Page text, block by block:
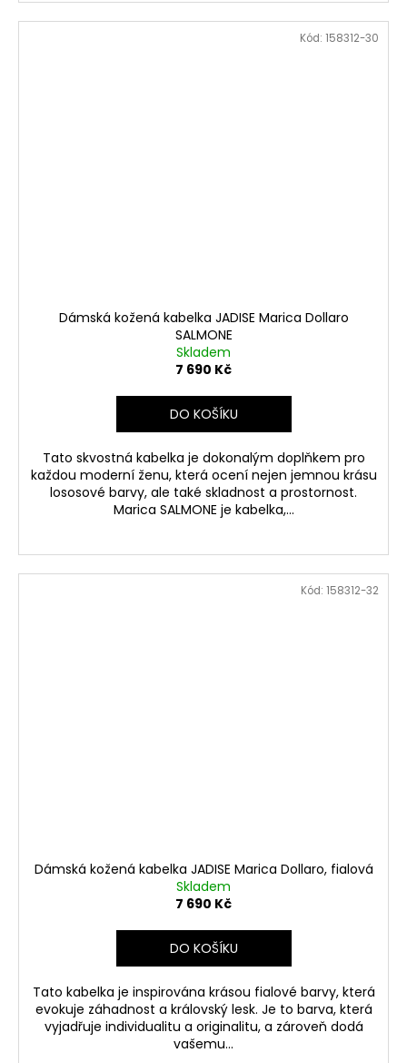
Dámská kožená kabelka JADISE Marica Dollaro
SALMONE
Skladem
7 690 Kč
DO KOŠÍKU
Tato skvostná kabelka je dokonalým doplňkem pro
každou moderní ženu, která ocení nejen jemnou krásu
lososové barvy, ale také skladnost a prostornost.
Marica SALMONE je kabelka,...
Kód: 158312-30
Dámská kožená kabelka JADISE Marica Dollaro, fialová
Skladem
7 690 Kč
DO KOŠÍKU
Tato kabelka je inspirována krásou fialové barvy, která
evokuje záhadnost a královský lesk. Je to barva, která
vyjadřuje individualitu a originalitu, a zároveň dodá
vašemu...
Kód: 158312-32